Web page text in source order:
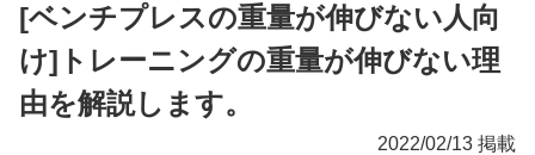
[ベンチプレスの重量が伸びない人向
け]トレーニングの重量が伸びない理
由を解説します。
2022/02/13 掲載